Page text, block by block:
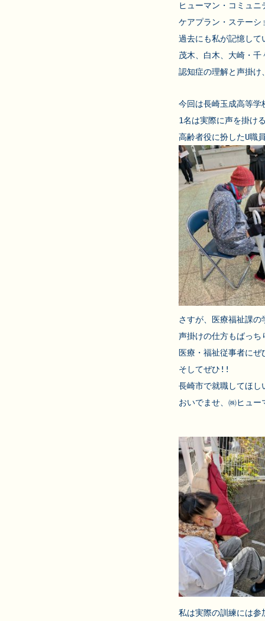
ヒューマン・コミュニ
ケアプラン・ステーシ
過去にも私が記憶して
茂木、白木、大崎・
今回は長崎玉成高等学
1名は実際に声を掛け
さすが、医療福祉課の
声掛けの仕方もばっ
医療・福祉従事者に
そしてぜひ!!
長崎市で就職してほ
おいでませ、㈱ヒュ
私は実際の訓練には参